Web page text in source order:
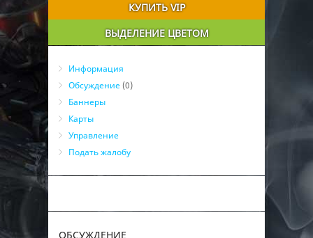
КУПИТЬ VIP
ВЫДЕЛЕНИЕ ЦВЕТОМ
Информация
Обсуждение (0)
Баннеры
Карты
Управление
Подать жалобу
ОБСУЖДЕНИЕ